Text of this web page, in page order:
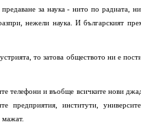
за наука - нито по радиата,
нежели наука. И българският
то затова обществото ни е
телефони и въобще всичките нови
предприятия, институти,